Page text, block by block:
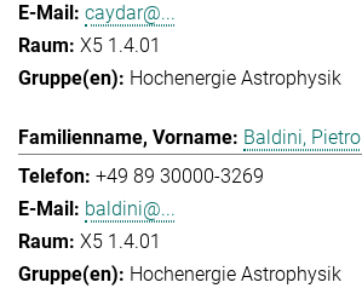
caydar@...
X5 1.4.01
Hochenergie Astrophysik
Baldini, Pietro
+49 89 30000-3269
baldini@...
X5 1.4.01
Hochenergie Astrophysik